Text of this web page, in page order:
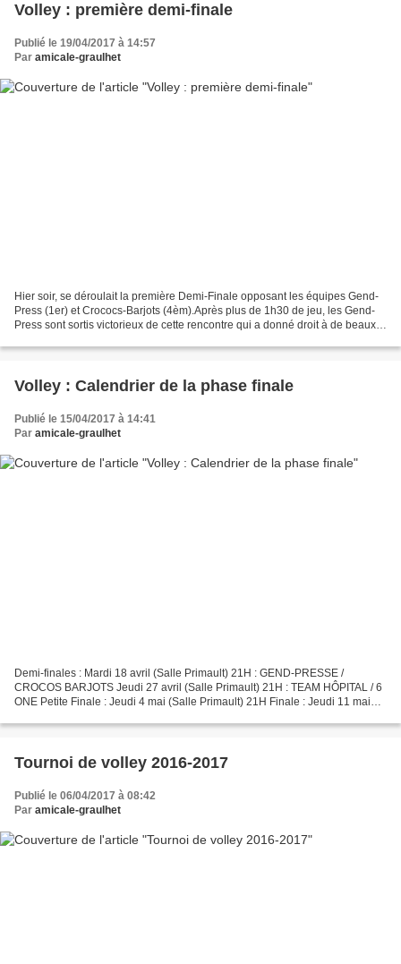
Volley : première demi-finale
Publié le 19/04/2017 à 14:57
Par amicale-graulhet
Hier soir, se déroulait la première Demi-Finale opposant les équipes Gend-
Press (1er) et Crococs-Barjots (4èm).Après plus de 1h30 de jeu, les Gend-
Press sont sortis victorieux de cette rencontre qui a donné droit à de beaux
Volley : Calendrier de la phase finale
Publié le 15/04/2017 à 14:41
Par amicale-graulhet
Demi-finales : Mardi 18 avril (Salle Primault) 21H : GEND-PRESSE /
CROCOS BARJOTS Jeudi 27 avril (Salle Primault) 21H : TEAM HÔPITAL / 6
ONE Petite Finale : Jeudi 4 mai (Salle Primault) 21H Finale : Jeudi 11 mai
Tournoi de volley 2016-2017
Publié le 06/04/2017 à 08:42
Par amicale-graulhet